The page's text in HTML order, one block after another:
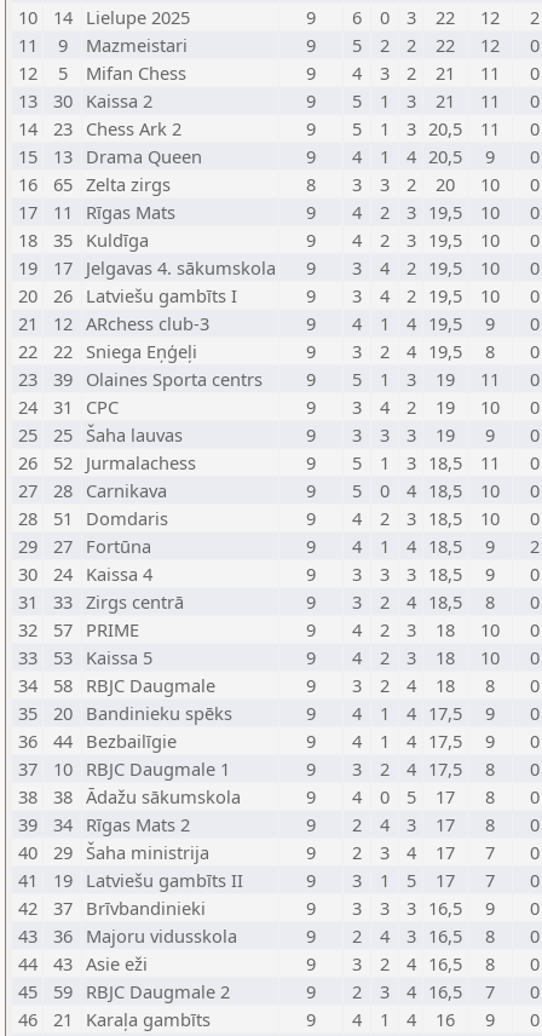
10
14 Lielupe 2025 9 6 0 3 22 12
2
11
9 Mazmeistari 9 5 2 2 22 12
0
12
5 Mifan Chess 9 4 3 2 21 11
0
13
30 Kaissa 2 9 5 1 3 21 11
0
14
23 Chess Ark 2 9 5 1 3 20,5 11
0
15
13 Drama Queen 9 4 1 4 20,5 9
0
16
65 Zelta zirgs 8 3 3 2 20 10
0
17
11 Rīgas Mats 9 4 2 3 19,5 10
0
18
35 Kuldīga 9 4 2 3 19,5 10
0
19
17 Jelgavas 4. sākumskola 9 3 4 2 19,5 10
0
20
26 Latviešu gambīts I 9 3 4 2 19,5 10
0
21
12 ARchess club-3 9 4 1 4 19,5 9
0
22
22 Sniega Eņģeļi 9 3 2 4 19,5 8
0
23
39 Olaines Sporta centrs 9 5 1 3 19 11
0
24
31 CPC 9 3 4 2 19 10
0
25
25 Šaha lauvas 9 3 3 3 19 9
0
26
52 Jurmalachess 9 5 1 3 18,5 11
0
27
28 Carnikava 9 5 0 4 18,5 10
0
28
51 Domdaris 9 4 2 3 18,5 10
0
29
27 Fortūna 9 4 1 4 18,5 9
2
30
24 Kaissa 4 9 3 3 3 18,5 9
0
31
33 Zirgs centrā 9 3 2 4 18,5 8
0
32
57 PRIME 9 4 2 3 18 10
0
33
53 Kaissa 5 9 4 2 3 18 10
0
34
58 RBJC Daugmale 9 3 2 4 18 8
0
35
20 Bandinieku spēks 9 4 1 4 17,5 9
0
36
44 Bezbailīgie 9 4 1 4 17,5 9
0
37
10 RBJC Daugmale 1 9 3 2 4 17,5 8
0
38
38 Ādažu sākumskola 9 4 0 5 17 8
0
39
34 Rīgas Mats 2 9 2 4 3 17 8
0
40
29 Šaha ministrija 9 2 3 4 17 7
0
41
19 Latviešu gambīts II 9 3 1 5 17 7
0
42
37 Brīvbandinieki 9 3 3 3 16,5 9
0
43
36 Majoru vidusskola 9 2 4 3 16,5 8
0
44
43 Asie eži 9 3 2 4 16,5 8
0
45
59 RBJC Daugmale 2 9 2 3 4 16,5 7
0
46
21 Karaļa gambīts 9 4 1 4 16 9
0